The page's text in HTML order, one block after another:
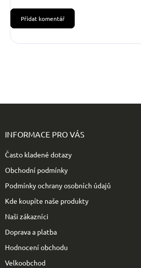
Přidat komentář
INFORMACE PRO VÁS
Často kladené dotazy
Obchodní podmínky
Podmínky ochrany osobních údajů
Kde koupíte naše produkty
Naši zákazníci
Doprava a platba
Hodnocení obchodu
Velkoobchod